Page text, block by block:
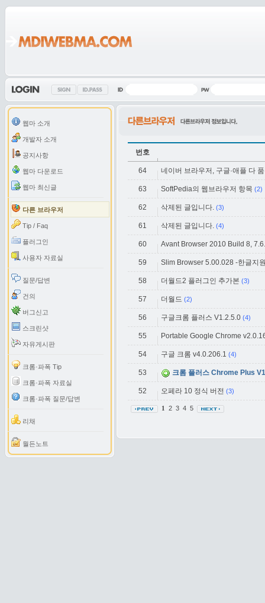
웹마 소개
개발자 소개
공지사항
웹마 다운로드
웹마 최신글
다른 브라우저
Tip / Faq
플러그인
사용자 자료실
질문/답변
건의
버그신고
스크린샷
자유게시판
크롬·파폭 Tip
크롬·파폭 자료실
크롬·파폭 질문/답변
리채
월든노트
번호
64 네이버 브라우저, 구글·애플 다
63 SoftPedia의 웹브라우저 항목 (2)
62 삭제된 글입니다. (3)
61 삭제된 글입니다. (4)
60 Avant Browser 2010 Build 8,
59 Slim Browser 5.00.028 -한글지
58 더월드2 플러그인 추가본 (3)
57 더월드 (2)
56 구글크롬 플러스 V1.2.5.0 (4)
55 Portable Google Chrome
54 구글 크롬 v4.0.206.1 (4)
53 크롬 플러스 Chrome Plus
52 오페라 10 정식 버전 (3)
1 2 3 4 5